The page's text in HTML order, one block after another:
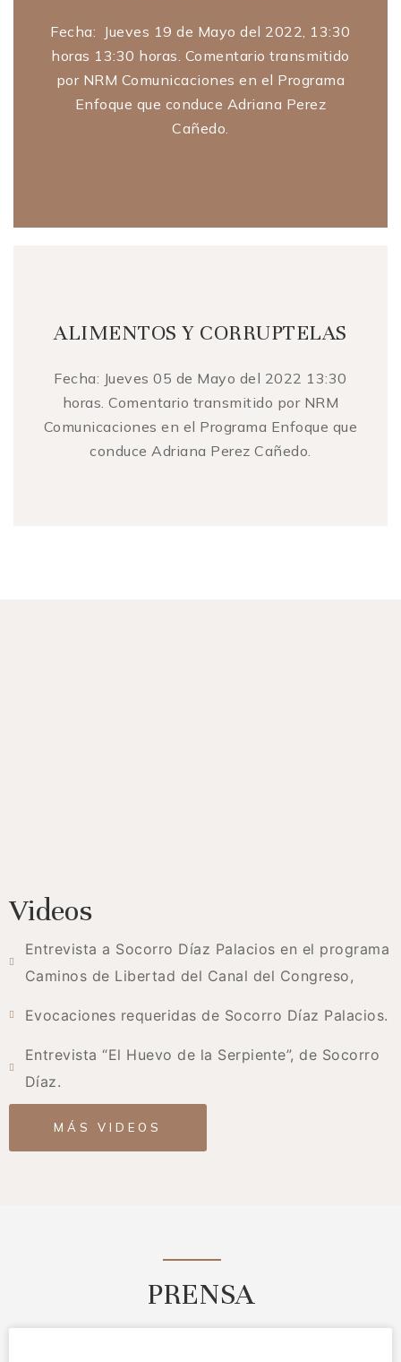
Fecha: Jueves 19 de Mayo del 2022, 13:30
horas 13:30 horas. Comentario transmitido
por NRM Comunicaciones en el Programa
Enfoque que conduce Adriana Perez
Cañedo.
ALIMENTOS Y CORRUPTELAS
Fecha: Jueves 05 de Mayo del 2022 13:30
horas. Comentario transmitido por NRM
Comunicaciones en el Programa Enfoque que
conduce Adriana Perez Cañedo.
Videos
Entrevista a Socorro Díaz Palacios en el programa
Caminos de Libertad del Canal del Congreso,
Evocaciones requeridas de Socorro Díaz Palacios.
Entrevista “El Huevo de la Serpiente”, de Socorro
Díaz.
MÁS VIDEOS
PRENSA